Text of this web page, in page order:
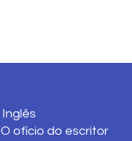
Inglês
O ofício do escritor